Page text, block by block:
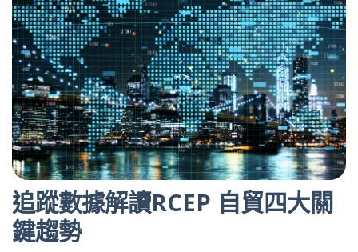
追蹤數據解讀RCEP 自貿四大關
鍵趨勢